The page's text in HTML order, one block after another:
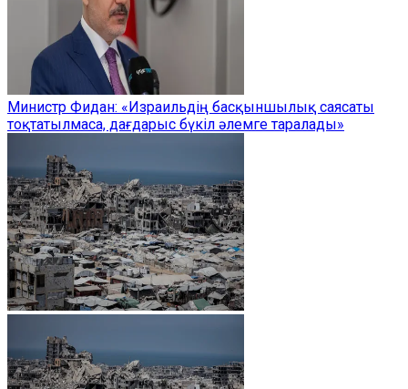
Министр Фидан: «Израильдің басқыншылық саясаты
тоқтатылмаса, дағдарыс бүкіл әлемге таралады»